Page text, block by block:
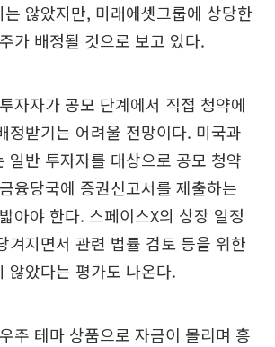
않았지만, 미래에셋그룹에 상당한
가 배정될 것으로 보고 있다.
자자가 공모 단계에서 직접 청약에
정받기는 어려울 전망이다. 미국과
일반 투자자를 대상으로 공모 청약
융당국에 증권신고서를 제출하는
아야 한다. 스페이스X의 상장 일정
겨지면서 관련 법률 검토 등을 위한
않았다는 평가도 나온다.
주 테마 상품으로 자금이 몰리며 흥